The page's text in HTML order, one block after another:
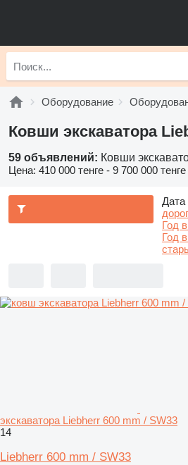
Оборудование
Ковши экскаватора
59 объявлений: Ковши
Цена: 410 000 тенге - 9 700 000 тенге
Дата
Год
Год
экскаватора Liebherr 600 mm / SW33
14
Liebherr 600 mm / SW33